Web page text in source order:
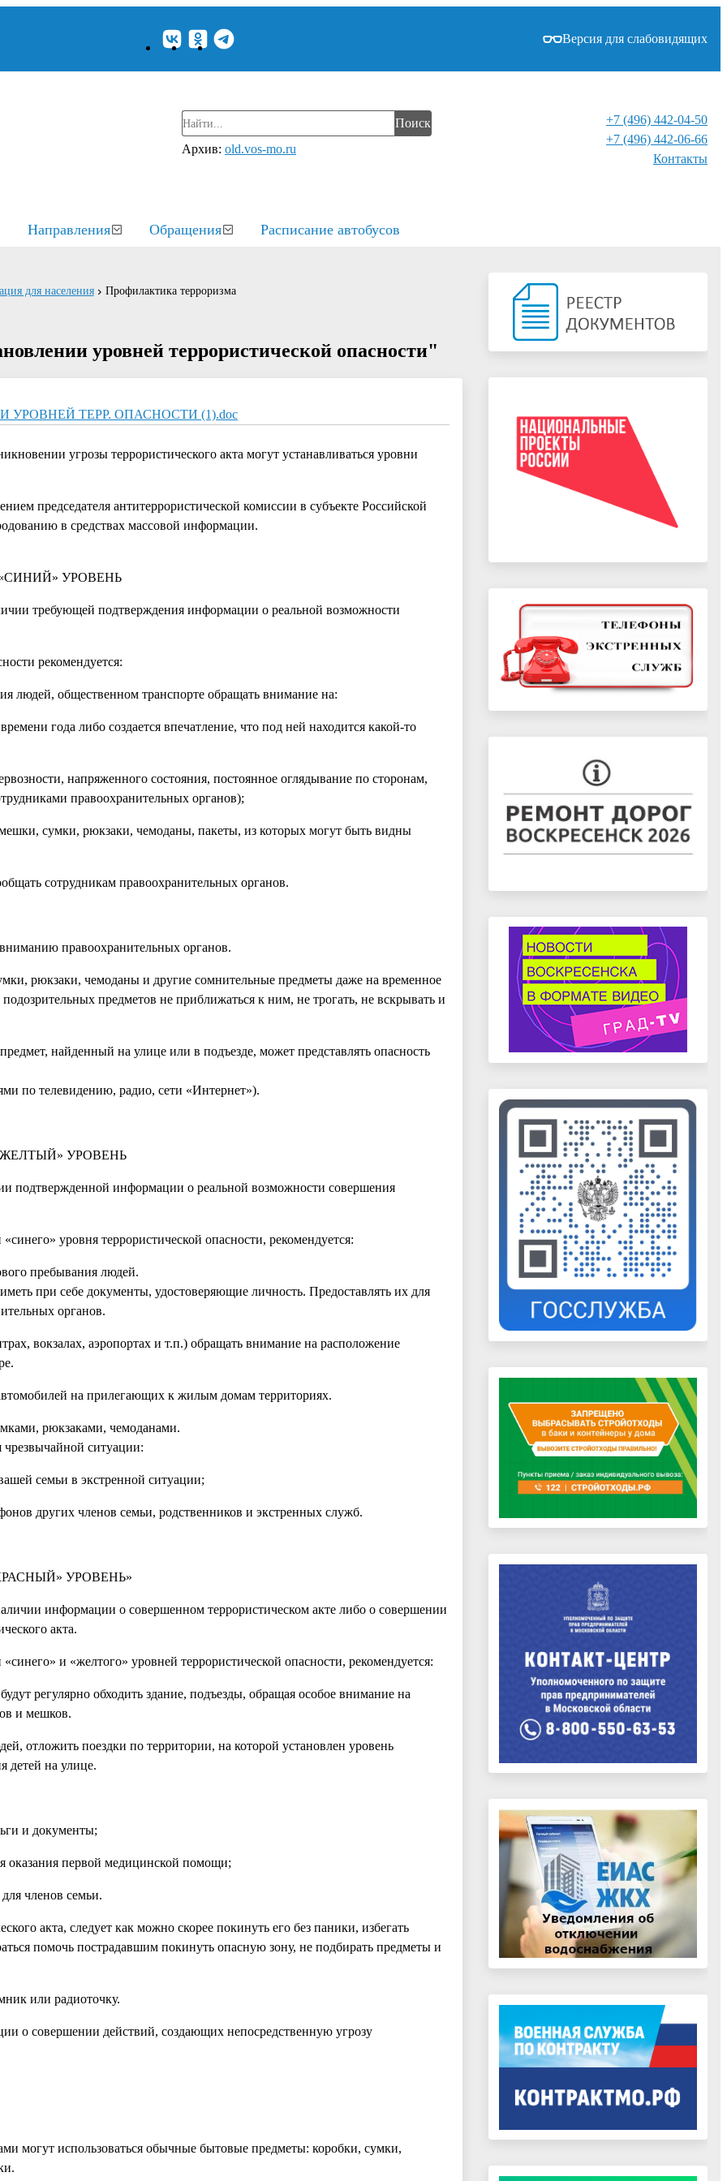
Версия для слабовидящих
Поиск
Архив: old.vos-mo.ru
+7 (496) 442-04-50
+7 (496) 442-06-66
Контакты⁠
Направления Обращения Расписание автобусов
для населения Профилактика терроризма
уровней террористической опасности"
ТЕРР. ОПАСНОСТИ (1).doc
угрозы террористического акта могут устанавливаться уровни
председателя антитеррористической комиссии в субъекте Российской
в средствах массовой информации.
УРОВЕНЬ
требующей подтверждения информации о реальной возможности
рекомендуется:
людей, общественном транспорте обращать внимание на:
года либо создается впечатление, что под ней находится какой-то
напряженного состояния, постоянное оглядывание по сторонам,
правоохранительных органов);
сумки, рюкзаки, чемоданы, пакеты, из которых могут быть видны
сотрудникам правоохранительных органов.
правоохранительных органов.
рюкзаки, чемоданы и другие сомнительные предметы даже на временное
предметов не приближаться к ним, не трогать, не вскрывать и
найденный на улице или в подъезде, может представлять опасность
по телевидению, радио, сети «Интернет»).
УРОВЕНЬ
информации о реальной возможности совершения
уровня террористической опасности, рекомендуется:
пребывания людей.
при себе документы, удостоверяющие личность. Предоставлять их для
органов.
вокзалах, аэропортах и т.п.) обращать внимание на расположение
на прилегающих к жилым домам территориях.
рюкзаками, чемоданами.
чрезвычайной ситуации:
семьи в экстренной ситуации;
других членов семьи, родственников и экстренных служб.
УРОВЕНЬ»
информации о совершенном террористическом акте либо о совершении
акта.
и «желтого» уровней террористической опасности, рекомендуется:
регулярно обходить здание, подъезды, обращая особое внимание на
и мешков.
отложить поездки по территории, на которой установлен уровень
детей на улице.
и документы;
оказания первой медицинской помощи;
членов семьи.
акта, следует как можно скорее покинуть его без паники, избегать
помочь пострадавшим покинуть опасную зону, не подбирать предметы и
или радиоточку.
о совершении действий, создающих непосредственную угрозу
могут использоваться обычные бытовые предметы: коробки, сумки,